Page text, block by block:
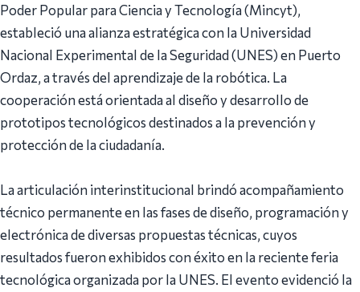
Poder Popular para Ciencia y Tecnología (Mincyt),
estableció una alianza estratégica con la Universidad
Nacional Experimental de la Seguridad (UNES) en Puerto
Ordaz, a través del aprendizaje de la robótica. La
cooperación está orientada al diseño y desarrollo de
prototipos tecnológicos destinados a la prevención y
protección de la ciudadanía.
La articulación interinstitucional brindó acompañamiento
técnico permanente en las fases de diseño, programación y
electrónica de diversas propuestas técnicas, cuyos
resultados fueron exhibidos con éxito en la reciente feria
tecnológica organizada por la UNES. El evento evidenció la